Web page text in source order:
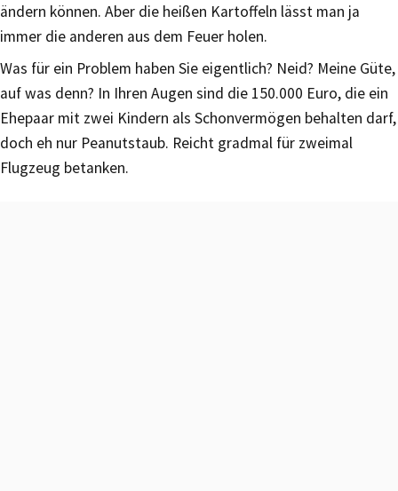
ändern können. Aber die heißen Kartoffeln lässt man ja
immer die anderen aus dem Feuer holen.
Was für ein Problem haben Sie eigentlich? Neid? Meine Güte,
auf was denn? In Ihren Augen sind die 150.000 Euro, die ein
Ehepaar mit zwei Kindern als Schonvermögen behalten darf,
doch eh nur Peanutstaub. Reicht gradmal für zweimal
Flugzeug betanken.